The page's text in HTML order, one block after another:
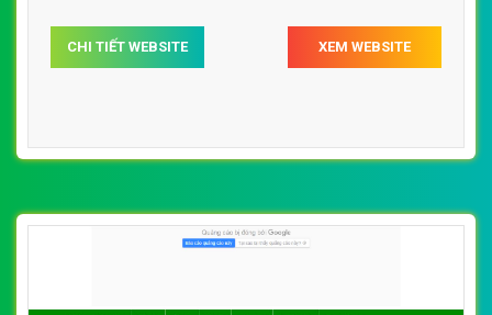
CHI TIẾT WEBSITE XEM WEBSITE